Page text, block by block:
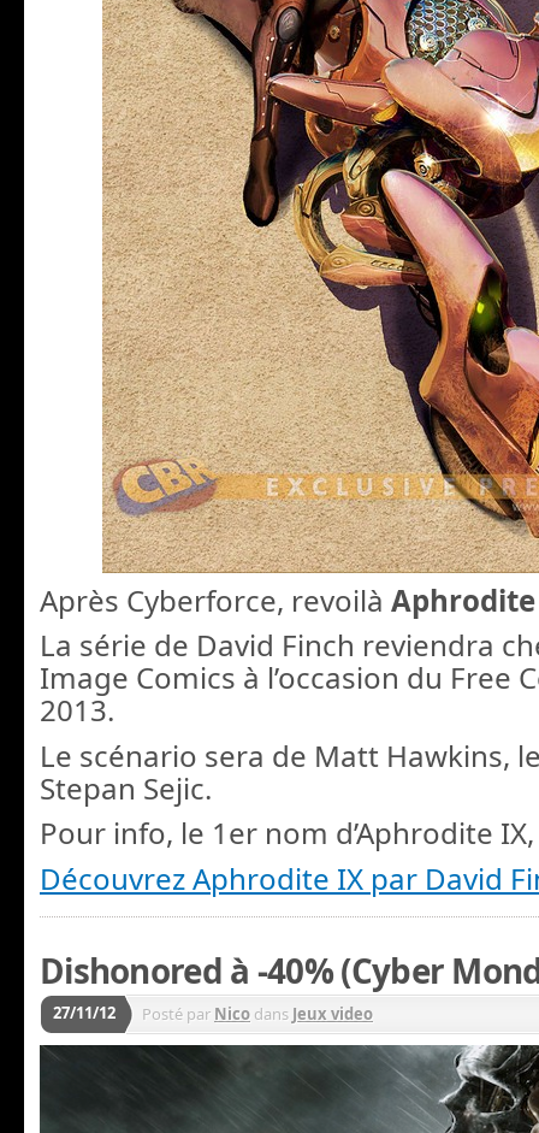
Après Cyberforce, revoilà
La série de David Finch reviendra
Image Comics à l’occasion du Free
2013.
Le scénario sera de Matt Hawkins,
Stepan Sejic.
Pour info, le 1er nom d’Aphrodite IX,
Découvrez Aphrodite IX par David
Dishonored à -40% (Cyber
27/11/12 Posté par Nico dans Jeux video